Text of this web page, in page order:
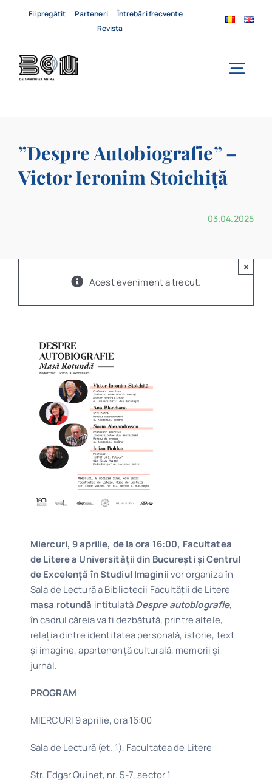
Fii pregătit Parteneri
Întrebări frecvente
Revista
Despre noi
Servicii
”Despre Autobiografie” –
Victor Ieronim Stoichiță
03.04.2025
Acest eveniment a trecut.
×
Miercuri, 9 aprilie, de la ora 16:00, Facultatea
de Litere a Universității din București și Centrul
de Excelență în Studiul Imaginiivor organiza în
Sala de Lectură a Bibliotecii Facultății de Litere
masa rotundă intitulatăDespre autobiografie,
în cadrul căreia va fi dezbătută, printre altele,
relația dintre identitatea personală, istorie, text
și imagine, apartenență culturală, memorii și
jurnal.
PROGRAM
MIERCURI 9 aprilie, ora 16:00
Sala de Lectură (et. 1), Facultatea de Litere
Str. Edgar Quinet, nr. 5-7, sector 1